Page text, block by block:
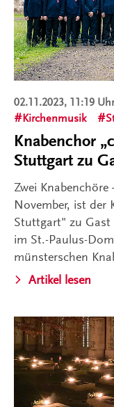
02.11.2023, 11:19 Uhr
Kirchenmusik
Knabenchor
Stuttgart zu
Zwei
November, ist der
Stuttgart" zu
im St.-Paulus-
münsterschen
Artikel lesen